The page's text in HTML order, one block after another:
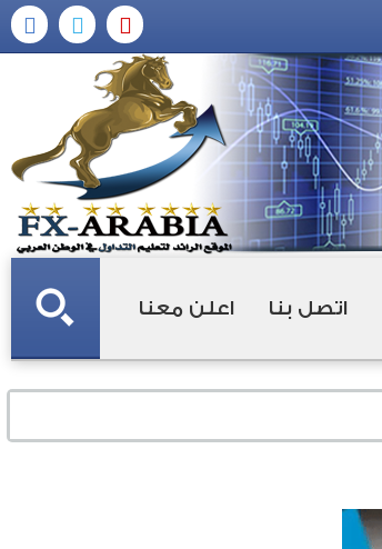
اتصل بنا اعلن معنا